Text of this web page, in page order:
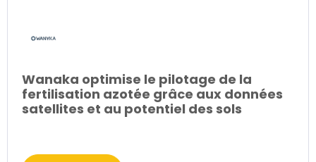
Wanaka optimise le pilotage de la
fertilisation azotée grâce aux données
satellites et au potentiel des sols